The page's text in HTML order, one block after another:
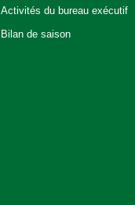
Activités du bureau exécutif
Bilan de saison